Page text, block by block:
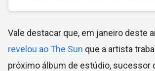
Vale destacar que, em janeiro deste
revelou ao The Sun que a artista
próximo álbum de estúdio, sucessor